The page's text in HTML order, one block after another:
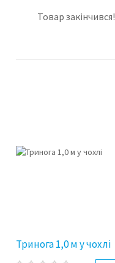
Товар закінчився!
Тринога 1,0 м у чохлі